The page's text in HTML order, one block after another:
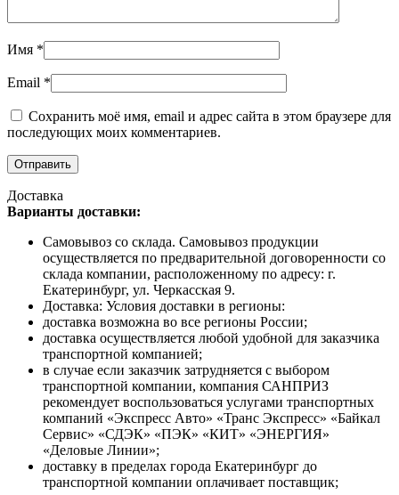
Имя *
Email *
Сохранить моё имя, email и адрес сайта в этом браузере для
последующих моих комментариев.
Доставка
Варианты доставки:
Самовывоз со склада. Самовывоз продукции
осуществляется по предварительной договоренности со
склада компании, расположенному по адресу: г.
Екатеринбург, ул. Черкасская 9.
Доставка: Условия доставки в регионы:
доставка возможна во все регионы России;
доставка осуществляется любой удобной для заказчика
транспортной компанией;
в случае если заказчик затрудняется с выбором
транспортной компании, компания САНПРИЗ
рекомендует воспользоваться услугами транспортных
компаний «Экспресс Авто» «Транс Экспресс» «Байкал
Сервис» «СДЭК» «ПЭК» «КИТ» «ЭНЕРГИЯ»
«Деловые Линии»;
доставку в пределах города Екатеринбург до
транспортной компании оплачивает поставщик;